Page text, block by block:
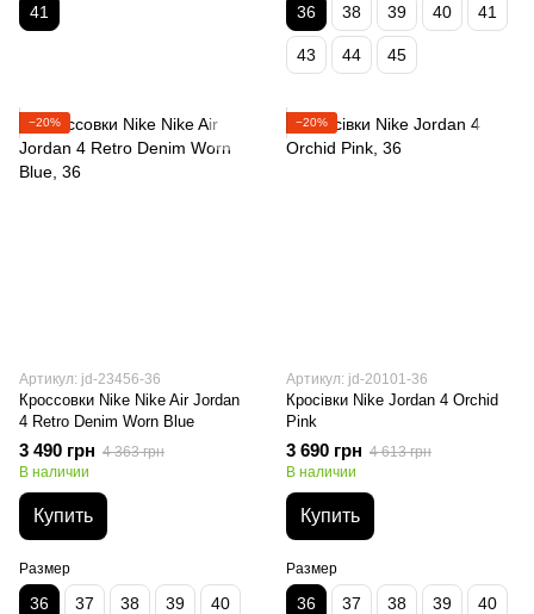
41 36 38 39 40 41
43 44 45
−20%
Артикул: jd-23456-36
Кроссовки Nike Nike Air Jordan
4 Retro Denim Worn Blue
3 490 грн 4 363 грн
В наличии
Купить
Размер
36 37 38 39 40
−20%
Артикул: jd-20101-36
Кросівки Nike Jordan 4 Orchid
Pink
3 690 грн 4 613 грн
В наличии
Купить
Размер
36 37 38 39 40